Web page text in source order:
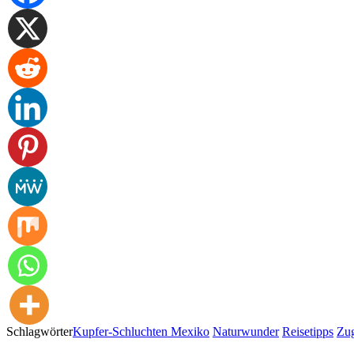
SchlagwörterKupfer-Schluchten Mexiko Naturwunder Reisetipps